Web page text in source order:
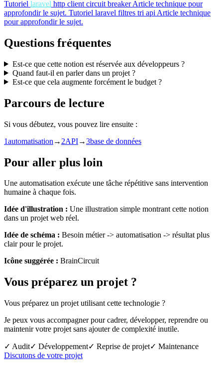
Tutoriel laravel http client circuit breaker Article technique pour
approfondir le sujet. Tutoriel laravel filtres tri api Article technique
pour approfondir le sujet.
Questions fréquentes
Est-ce que cette notion est réservée aux développeurs ?
Quand faut-il en parler dans un projet ?
Est-ce que cela augmente forcément le budget ?
Parcours de lecture
Si vous débutez, vous pouvez lire ensuite :
1automatisation → 2API→3base de données
Pour aller plus loin
Une automatisation exécute une tâche répétitive sans intervention
humaine à chaque fois.
Idée d'illustration : Une illustration simple montrant cette notion
dans un projet web réel.
Idée de schéma : Besoin métier -> automatisation -> résultat plus
clair pour le projet.
Icône suggérée : BrainCircuit
Vous préparez un projet ?
Vous préparez un projet utilisant cette technologie ?
Je peux vous accompagner pour cadrer, développer, reprendre ou
maintenir votre projet sans ajouter de complexité inutile.
✓ Audit✓ Développement✓ Reprise de projet✓ Maintenance
Discutons de votre projet